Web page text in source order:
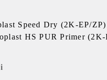
Speed Dry (2K-EP/
HS PUR Primer